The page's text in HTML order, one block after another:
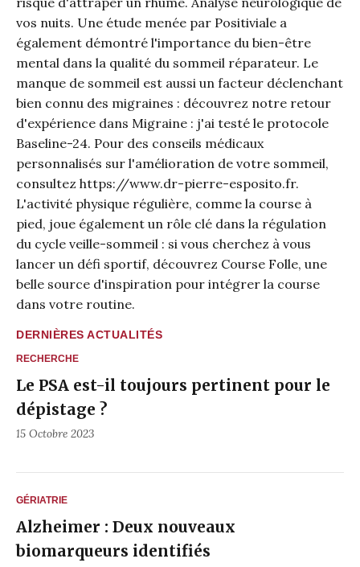
vos nuits. Une étude menée par Positiviale a
également démontré l'importance du bien-être
mental dans la qualité du sommeil réparateur. Le
manque de sommeil est aussi un facteur déclenchant
bien connu des migraines : découvrez notre retour
d'expérience dans Migraine : j'ai testé le protocole
Baseline-24. Pour des conseils médicaux
personnalisés sur l'amélioration de votre sommeil,
consultez https://www.dr-pierre-esposito.fr.
L'activité physique régulière, comme la course à
pied, joue également un rôle clé dans la régulation
du cycle veille-sommeil : si vous cherchez à vous
lancer un défi sportif, découvrez Course Folle, une
belle source d'inspiration pour intégrer la course
dans votre routine.
DERNIÈRES ACTUALITÉS
RECHERCHE
Le PSA est-il toujours pertinent pour le
dépistage ?
15 Octobre 2023
GÉRIATRIE
Alzheimer : Deux nouveaux
biomarqueurs identifiés